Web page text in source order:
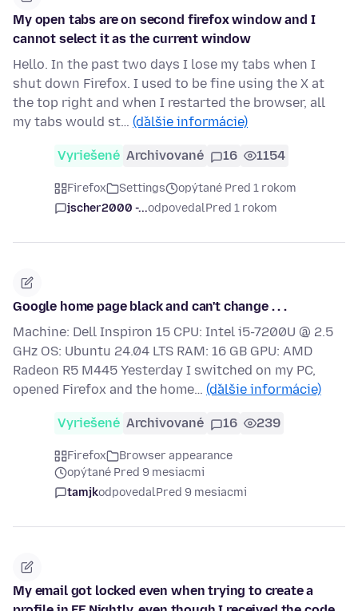
My open tabs are on second firefox window and I
cannot select it as the current window
Hello. In the past two days I lose my tabs when I
shut down Firefox. I used to be fine using the X at
the top right and when I restarted the browser, all
my tabs would st… (ďalšie informácie)
Vyriešené Archivované 16 1154
Firefox Settings
opýtané Pred 1 rokom
jscher2000 -...odpovedalPred 1 rokom
Google home page black and can't change . . .
Machine: Dell Inspiron 15 CPU: Intel i5-7200U @ 2.5
GHz OS: Ubuntu 24.04 LTS RAM: 16 GB GPU: AMD
Radeon R5 M445 Yesterday I switched on my PC,
opened Firefox and the home… (ďalšie informácie)
Vyriešené Archivované 16 239
Firefox
Browser appearance
opýtané Pred 9 mesiacmi
tamjkodpovedalPred 9 mesiacmi
My email got locked even when trying to create a